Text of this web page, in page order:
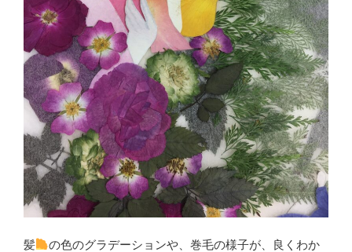
髪
の色のグラデーションや、巻毛の様子が、良くわか